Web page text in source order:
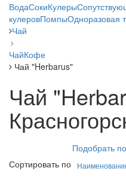
ВодаСокиКулеры
кулеровПомпыОдноразовая
Чай
ЧайКофе
Чай "Herbarus"
Чай
Подобрать
Сортировать по